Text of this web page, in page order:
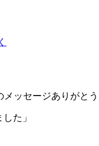
メッセージありがと
た」